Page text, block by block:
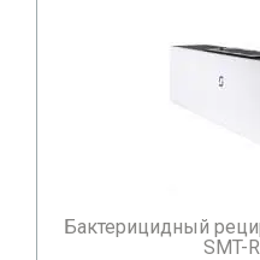
Бактерицидный
SMT-